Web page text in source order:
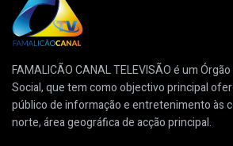
FAMALICÃO CANAL TELEVISÃO é um
Social, que tem como objectivo principal
público de informação e entretenimento às
norte, área geográfica de acção principal.